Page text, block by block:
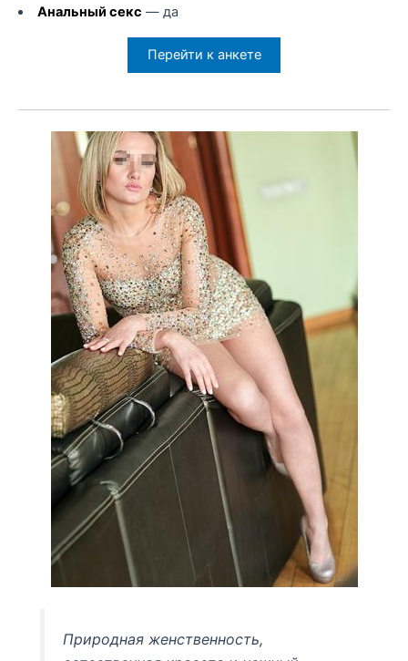
Анальный секс — да
Перейти к анкете
Природная женственность,